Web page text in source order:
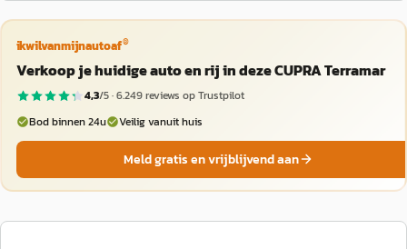
ikwilvanmijnautoaf®
Verkoop je huidige auto en rij in deze CUPRA Terramar
4,3/5 ·6.249reviews op Trustpilot
Bod binnen 24u
Veilig vanuit huis
Meld gratis en vrijblijvend aan